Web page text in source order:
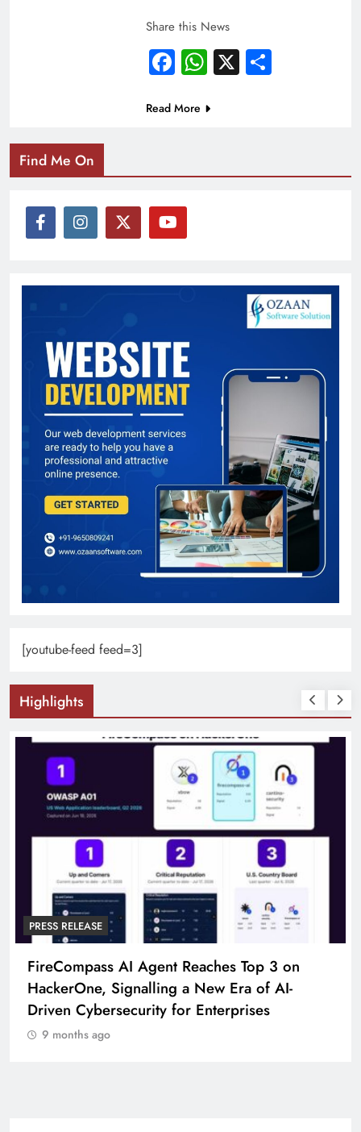
Share this News
Facebook
WhatsApp
X Share
Read More
Find Me On
[youtube-feed feed=3]
Highlights
PRESS RELEASE
FireCompass AI Agent Reaches Top 3 on
HackerOne, Signalling a New Era of AI-
Driven Cybersecurity for Enterprises
9 months ago